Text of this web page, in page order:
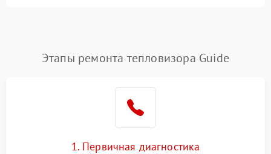
Этапы ремонта тепловизора Guide
1. Первичная диагностика